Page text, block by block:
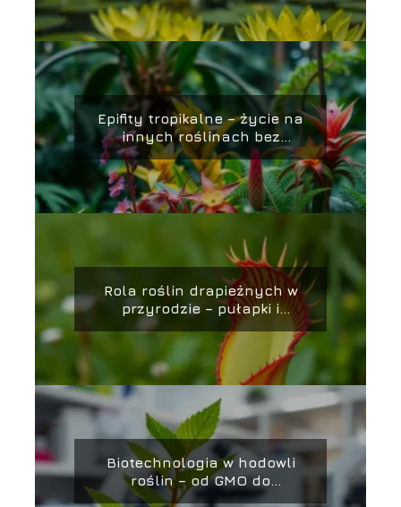
Epifity tropikalne – życie na
innych roślinach bez
wyrządzania im szkody
Rola roślin drapieżnych w
przyrodzie – pułapki i
strategie łowieckie
Biotechnologia w hodowli
roślin – od GMO do
CRISPR/Cas9